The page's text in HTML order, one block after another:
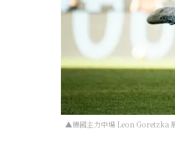
▲德國主力中場 Leon Goretzka